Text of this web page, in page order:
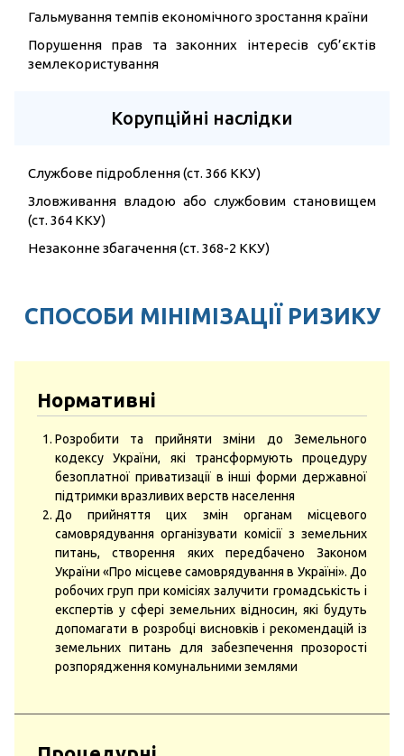
Гальмування темпів економічного зростання країни
Порушення прав та законних інтересів суб’єктів
землекористування
Корупційні наслідки
Службове підроблення (ст. 366 ККУ)
Зловживання владою або службовим становищем
(ст. 364 ККУ)
Незаконне збагачення (ст. 368-2 ККУ)
СПОСОБИ МІНІМІЗАЦІЇ РИЗИКУ
Нормативні
Розробити та прийняти зміни до Земельного
кодексу України, які трансформують процедуру
безоплатної приватизації в інші форми державної
підтримки вразливих верств населення
До прийняття цих змін органам місцевого
самоврядування організувати комісії з земельних
питань, створення яких передбачено Законом
України «Про місцеве самоврядування в Україні». До
робочих груп при комісіях залучити громадськість і
експертів у сфері земельних відносин, які будуть
допомагати в розробці висновків і рекомендацій із
земельних питань для забезпечення прозорості
розпорядження комунальними землями